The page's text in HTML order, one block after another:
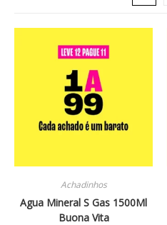
Achadinhos
Agua Mineral S Gas 1500Ml
Buona Vita